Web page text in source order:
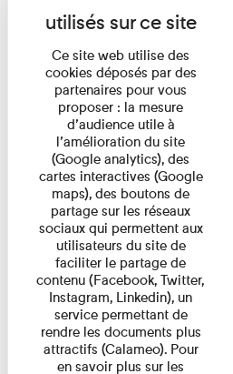
Patrick Boucheron —
Lorenzo Les Invités
Pages
Ce site web utilise des
cookies déposés par des
partenaires pour vous
proposer : la mesure
d’audience utile à
l’amélioration du site
(Google analytics), des
cartes interactives (Google
maps), des boutons de
partage sur les réseaux
sociaux qui permettent aux
utilisateurs du site de
faciliter le partage de
contenu (Facebook, Twitter,
Instagram, Linkedin), un
service permettant de
rendre les documents plus
attractifs (Calameo). Pour
en savoir plus sur les